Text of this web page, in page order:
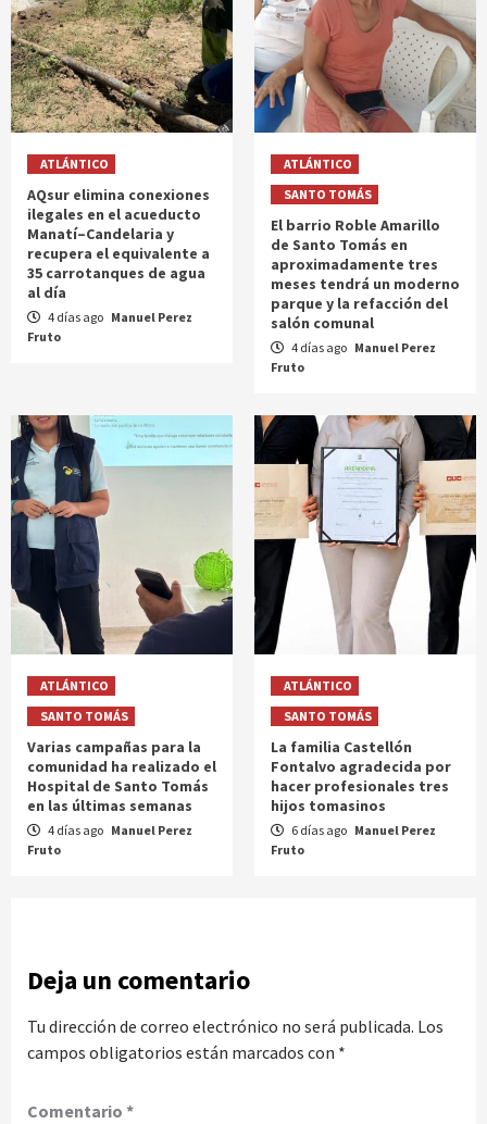
ATLÁNTICO
AQsur elimina conexiones
ilegales en el acueducto
Manatí–Candelaria y
recupera el equivalente a
35 carrotanques de agua
al día
4 días ago Manuel Perez
Fruto
ATLÁNTICO
SANTO TOMÁS
El barrio Roble Amarillo
de Santo Tomás en
aproximadamente tres
meses tendrá un moderno
parque y la refacción del
salón comunal
4 días ago Manuel Perez
Fruto
ATLÁNTICO
SANTO TOMÁS
Varias campañas para la
comunidad ha realizado el
Hospital de Santo Tomás
en las últimas semanas
4 días ago Manuel Perez
Fruto
ATLÁNTICO
SANTO TOMÁS
La familia Castellón
Fontalvo agradecida por
hacer profesionales tres
hijos tomasinos
6 días ago Manuel Perez
Fruto
Deja un comentario
Tu dirección de correo electrónico no será publicada. Los
campos obligatorios están marcados con *
Comentario *